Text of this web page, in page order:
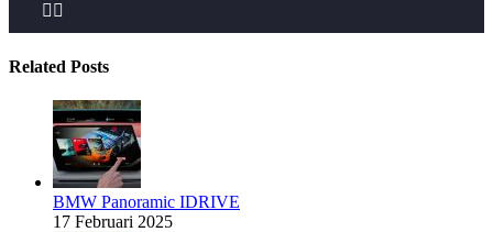
 
Related Posts
BMW Panoramic IDRIVE
17 Februari 2025